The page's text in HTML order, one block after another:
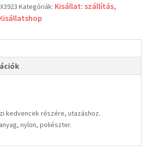
Kategóriák: Kisállat: szállítás,
kedvencek részére, utazáshoz.
nylon, poliészter.